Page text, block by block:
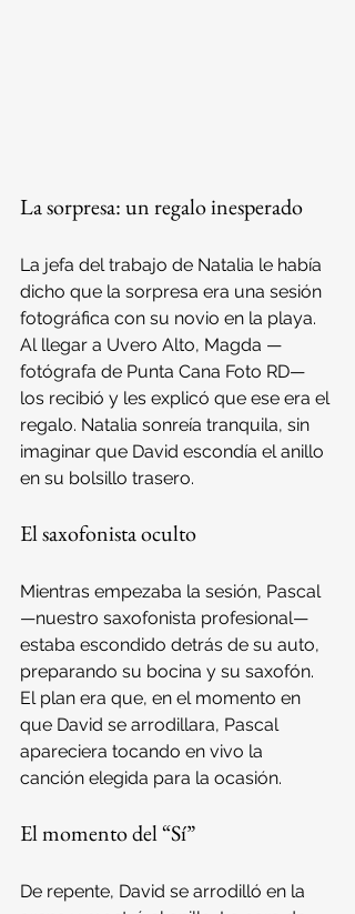
La sorpresa: un regalo inesperado
La jefa del trabajo de Natalia le había
dicho que la sorpresa era una sesión
fotográfica con su novio en la playa.
Al llegar a Uvero Alto, Magda —
fotógrafa de Punta Cana Foto RD—
los recibió y les explicó que ese era el
regalo. Natalia sonreía tranquila, sin
imaginar que David escondía el anillo
en su bolsillo trasero.
El saxofonista oculto
Mientras empezaba la sesión, Pascal
—nuestro saxofonista profesional—
estaba escondido detrás de su auto,
preparando su bocina y su saxofón.
El plan era que, en el momento en
que David se arrodillara, Pascal
apareciera tocando en vivo la
canción elegida para la ocasión.
El momento del “Sí”
De repente, David se arrodilló en la